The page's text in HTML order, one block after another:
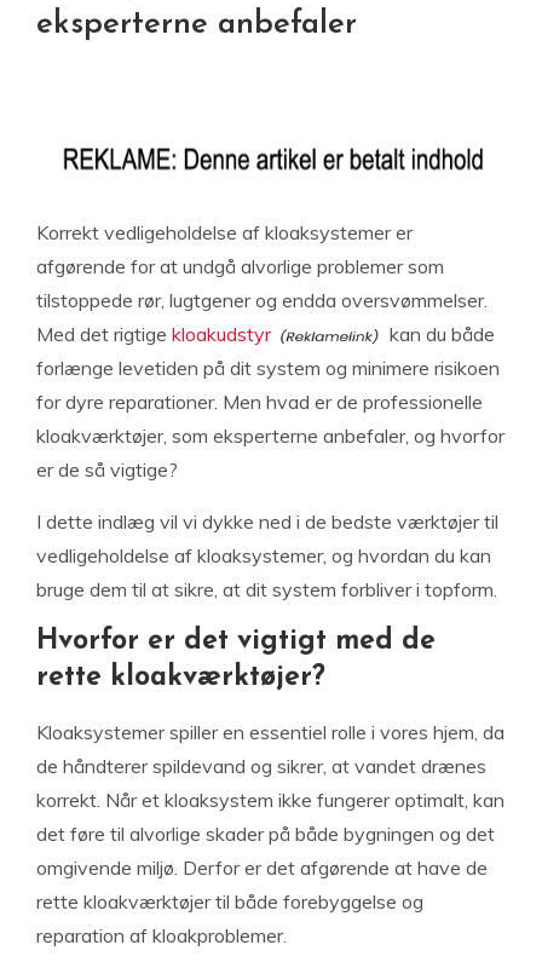
eksperterne anbefaler
Korrekt vedligeholdelse af kloaksystemer er
afgørende for at undgå alvorlige problemer som
tilstoppede rør, lugtgener og endda oversvømmelser.
Med det rigtige kloakudstyr
kan du både
forlænge levetiden på dit system og minimere risikoen
for dyre reparationer. Men hvad er de professionelle
kloakværktøjer, som eksperterne anbefaler, og hvorfor
er de så vigtige?
I dette indlæg vil vi dykke ned i de bedste værktøjer til
vedligeholdelse af kloaksystemer, og hvordan du kan
bruge dem til at sikre, at dit system forbliver i topform.
Hvorfor er det vigtigt med de
rette kloakværktøjer?
Kloaksystemer spiller en essentiel rolle i vores hjem, da
de håndterer spildevand og sikrer, at vandet drænes
korrekt. Når et kloaksystem ikke fungerer optimalt, kan
det føre til alvorlige skader på både bygningen og det
omgivende miljø. Derfor er det afgørende at have de
rette kloakværktøjer til både forebyggelse og
reparation af kloakproblemer.